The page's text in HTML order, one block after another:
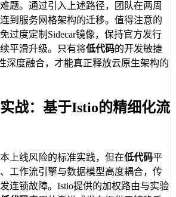
题。通过引入上述路径，团队在两周
到服务网格架构的迁移。值得注意的
过度定制Sidecar镜像，保持官方发行
平滑升级。只有将低代码的开发敏捷
深度融合，才能真正释放云原生架构的
战：基于Istio的精细化流
上线风险的标准实践，但在低代码平
工作流引擎与数据模型高度耦合，传
连锁故障。Istio提供的加权路由与实验